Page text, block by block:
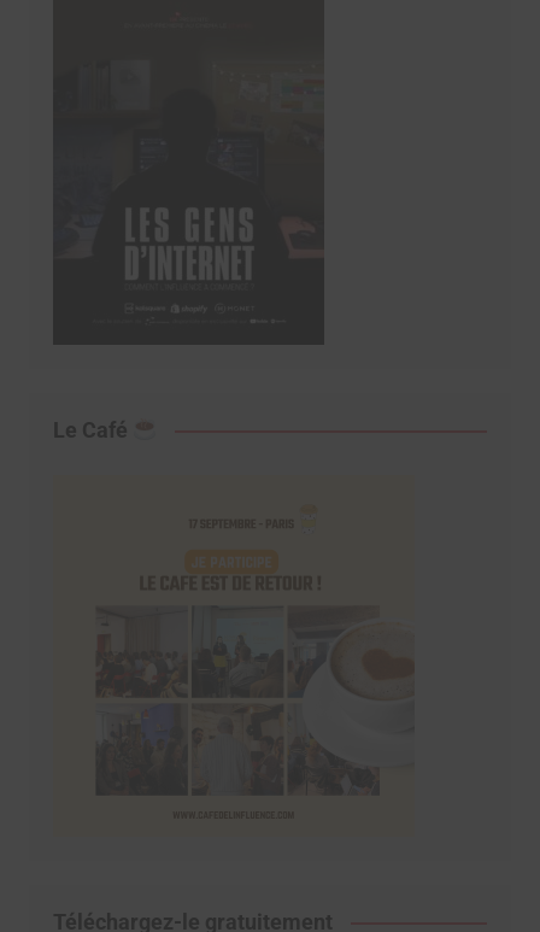
Le Café
Téléchargez-le gratuitement